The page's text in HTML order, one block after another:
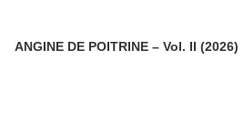
ANGINE DE POITRINE – Vol. II (2026)